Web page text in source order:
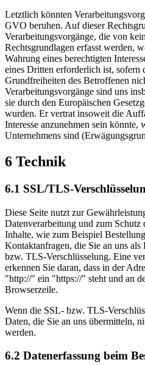
Letztlich könnten
GVO beruhen. Auf dieser
Verarbeitungsvorgänge, die von
Rechtsgrundlagen erfasst werden,
Wahrung eines berechtigten
eines Dritten erforderlich ist, sofern
Grundfreiheiten des Betroffenen
Verarbeitungsvorgänge sind uns
sie durch den Europäischen
wurden. Er vertrat insoweit die
Interesse anzunehmen sein könnte,
Unternehmens sind
6 Technik
6.1 SSL/TLS-
Diese Seite nutzt zur
Datenverarbeitung und zum
Inhalte, wie zum Beispiel
Kontaktanfragen, die Sie an uns als
bzw. TLS-Verschlüsselung. Eine
erkennen Sie daran, dass in der
"http://" ein "https://" steht und an
Browserzeile.
Wenn die SSL- bzw. TLS-
Daten, die Sie an uns übermitteln,
werden.
6.2 Datenerfassung beim